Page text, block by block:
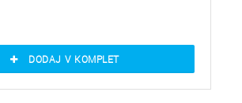
DODAJ V KOMPLET